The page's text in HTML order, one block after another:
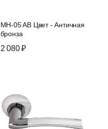
MH-05 AB Цвет - Античная
бронза
2 080 ₽